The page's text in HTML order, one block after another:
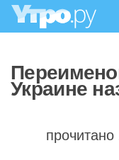
Украине
прочитано